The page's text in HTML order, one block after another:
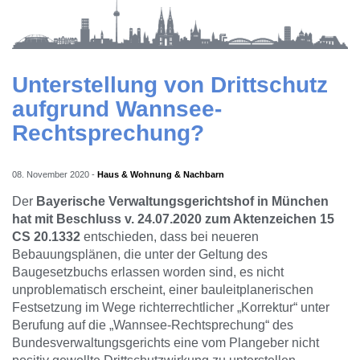
Unterstellung von Drittschutz
aufgrund Wannsee-
Rechtsprechung?
08. November 2020 - Haus & Wohnung & Nachbarn
Der Bayerische Verwaltungsgerichtshof in München
hat mit Beschluss v. 24.07.2020 zum Aktenzeichen 15
CS 20.1332 entschieden, dass bei neueren
Bebauungsplänen, die unter der Geltung des
Baugesetzbuchs erlassen worden sind, es nicht
unproblematisch erscheint, einer bauleitplanerischen
Festsetzung im Wege richterrechtlicher „Korrektur“ unter
Berufung auf die „Wannsee-Rechtsprechung“ des
Bundesverwaltungsgerichts eine vom Plangeber nicht